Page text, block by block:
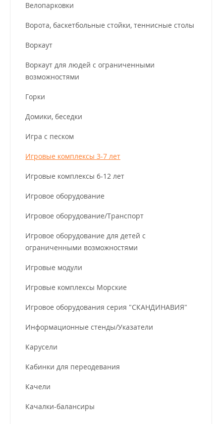
Велопарковки
Ворота, баскетбольные стойки, теннисные столы
Воркаут
Воркаут для людей с ограниченными
возможностями
Горки
Домики, беседки
Игра с песком
Игровые комплексы 3-7 лет
Игровые комплексы 6-12 лет
Игровое оборудование
Игровое оборудование/Транспорт
Игровое оборудование для детей с
ограниченными возможностями
Игровые модули
Игровые комплексы Морские
Игровое оборудования серия "СКАНДИНАВИЯ"
Информационные стенды/Указатели
Карусели
Кабинки для переодевания
Качели
Качалки-балансиры